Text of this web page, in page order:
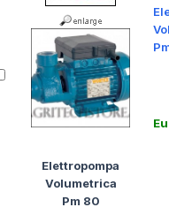
Elettropompa
Volumetrica
Pm 80